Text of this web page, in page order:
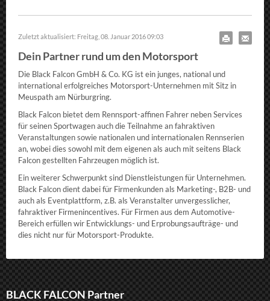
Zuletzt aktualisiert: Freitag, 08. Januar 2016 09:03
Dein Partner rund um den Motorsport
Die Black Falcon GmbH & Co. KG ist ein junges, national und
international erfolgreiches Motorsport-Unternehmen mit Sitz in
Meuspath am Nürburgring.
Black Falcon bietet dem Rennsport-affinen Fahrer neben Services
für seinen Sportwagen auch die Teilnahme an fahraktiven
Veranstaltungen sowie nationalen und internationalen Rennserien
an, wobei dies sowohl mit dem eigenen als auch mit seitens Black
Falcon gestellten Fahrzeugen möglich ist.
Ein weiterer Schwerpunkt sind Dienstleistungen für Unternehmen.
Black Falcon dient dabei für Firmenkunden als Marketing-, B2B- und
auch als Eventplattform, z.B. als Veranstalter unvergesslicher,
fahraktiver Firmenincentives. Für Firmen aus dem Automotive-
Bereich erfüllen wir Entwicklungs- und Erprobungsaufträge- und
dies nicht nur für Motorsport-Produkte.
BLACK FALCON Partner